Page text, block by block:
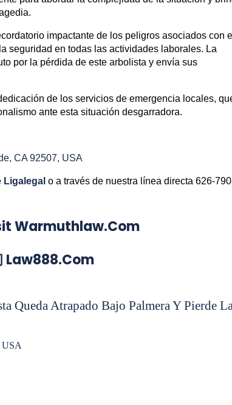
impactante de los peligros asociados con el
seguridad en todas las actividades laborales. La
por la pérdida de este arbolista y envía sus
de los servicios de emergencia locales,
ante esta situación desgarradora.
CA 92507, USA
Ligalegal o a través de nuestra línea directa 626-
Warmuthlaw.com
Law888.com
Queda Atrapado Bajo Palmera Y Pierde La
USA